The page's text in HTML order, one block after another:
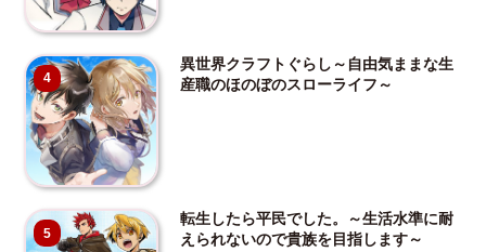
4
異世界クラフトぐらし～自由気ままな生
産職のほのぼのスローライフ～
5
転生したら平民でした。～生活水準に耐
えられないので貴族を目指します～